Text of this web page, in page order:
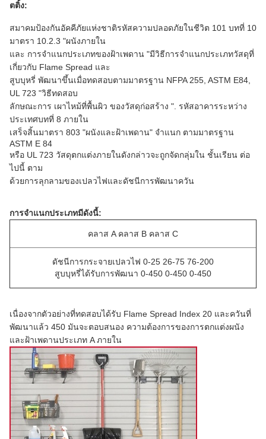
ตติ้ง:
สมาคมป้องกันอัคคีภัยแห่งชาติรหัสความปลอดภัยในชีวิต 101 บทที่ 10
มาตรา 10.2.3 "ผนังภายใน
และ การจำแนกประเภทของฝ้าเพดาน "มีวิธีการจำแนกประเภทวัสดุที่
เกี่ยวกับ Flame Spread และ
สูบบุหรี่ พัฒนาขึ้นเมื่อทดสอบตามมาตรฐาน NFPA 255, ASTM E84,
UL 723 "วิธีทดสอบ
ลักษณะการ เผาไหม้ที่พื้นผิว ของวัสดุก่อสร้าง ". รหัสอาคารระหว่าง
ประเทศบทที่ 8 ภายใน
เสร็จสิ้นมาตรา 803 "ผนังและฝ้าเพดาน" จำแนก ตามมาตรฐาน
ASTM E 84
หรือ UL 723 วัสดุตกแต่งภายในดังกล่าวจะถูกจัดกลุ่มใน ชั้นเรียน ต่อ
ไปนี้ ตาม
ด้วยการลุกลามของเปลวไฟและดัชนีการพัฒนาควัน
การจำแนกประเภทมีดังนี้:
คลาส A คลาส B คลาส C
ดัชนีการกระจายเปลวไฟ 0-25 26-75 76-200
สูบบุหรี่ได้รับการพัฒนา 0-450 0-450 0-450
เนื่องจากตัวอย่างที่ทดสอบได้รับ Flame Spread Index 20 และควันที่
พัฒนาแล้ว 450 มันจะตอบสนอง ความต้องการของการตกแต่งผนัง
และฝ้าเพดานประเภท A ภายใน